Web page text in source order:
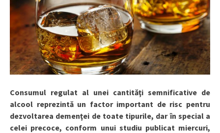
Consumul regulat al unei cantităţi semnificative de
alcool reprezintă un factor important de risc pentru
dezvoltarea demenţei de toate tipurile, dar în special a
celei precoce, conform unui studiu publicat miercuri,